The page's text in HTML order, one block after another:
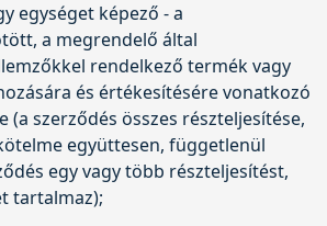
egységet képező - a
a megrendelő által
rendelkező termék vagy
és értékesítésére vonatkozó
(a szerződés összes részteljesítése,
együttesen, függetlenül
egy vagy több részteljesítést,
tartalmaz);